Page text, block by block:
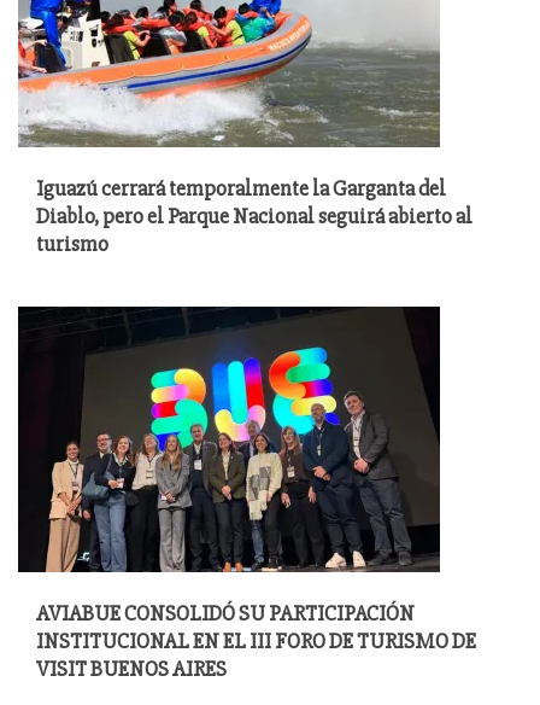
Iguazú cerrará temporalmente la Garganta del
Diablo, pero el Parque Nacional seguirá abierto al
turismo
AVIABUE CONSOLIDÓ SU PARTICIPACIÓN
INSTITUCIONAL EN EL III FORO DE TURISMO DE
VISIT BUENOS AIRES